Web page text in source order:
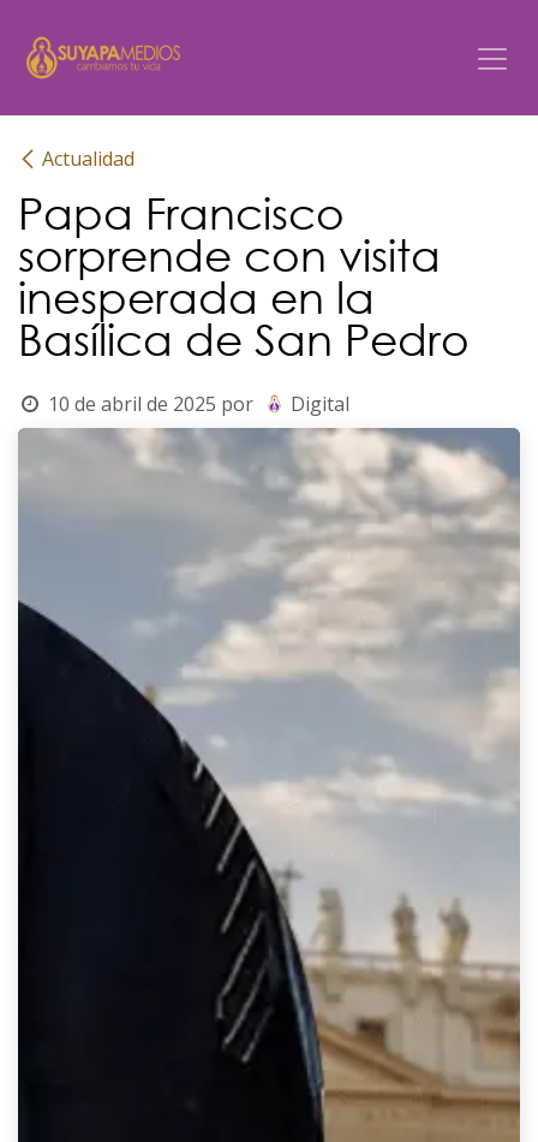
Actualidad
Papa Francisco
sorprende con visita
inesperada en la
Basílica de San Pedro
10 de abril de 2025 por Digital